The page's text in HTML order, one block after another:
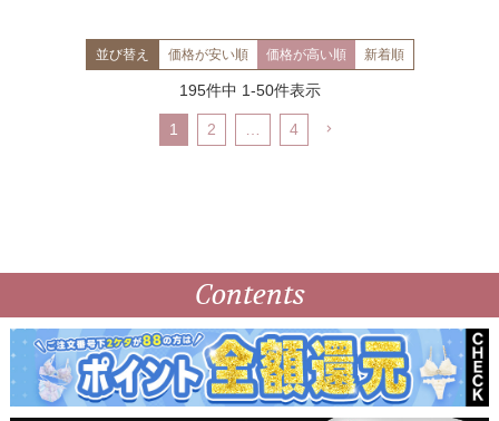
並び替え 価格が安い順 価格が高い順 新着順
195件中 1-50件表示
1 2 4
Contents